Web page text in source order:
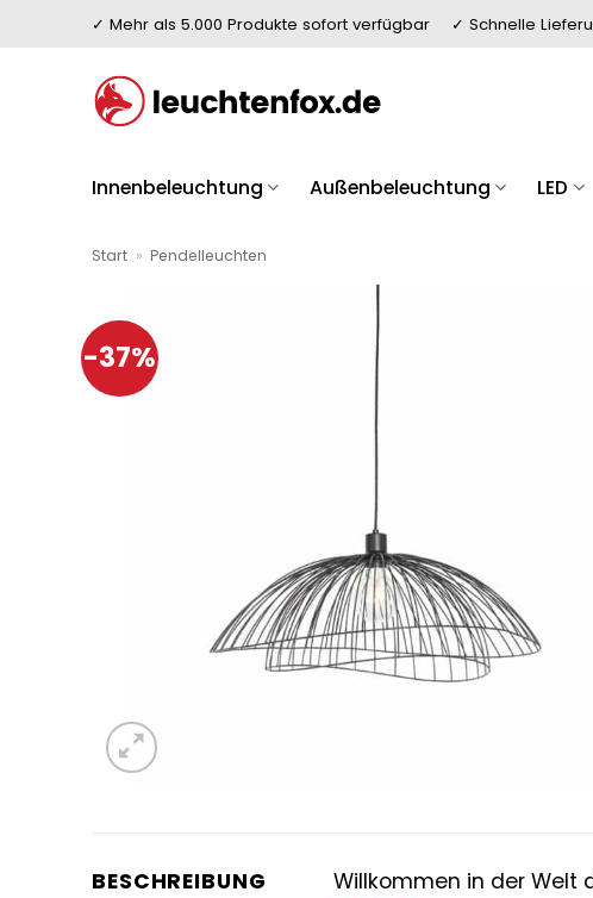
✓ Mehr als 5.000 Produkte sofort verfügbar ✓ Schnelle
Innenbeleuchtung Außenbeleuchtung LED
Start » Pendelleuchten
-37%
BESCHREIBUNG
Willkommen in der Welt